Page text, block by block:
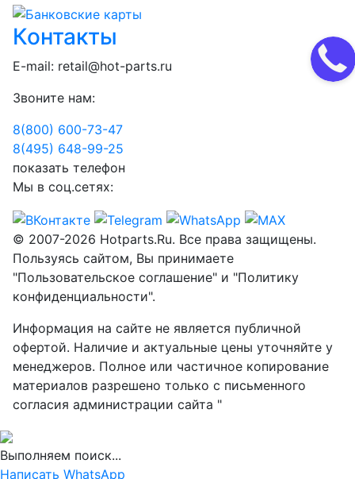
Контакты
E-mail: retail@hot-parts.ru
Звоните нам:
8(800) 600-73-47
8(495) 648-99-25
показать телефон
Мы в соц.сетях:
© 2007-2026 Hotparts.Ru. Все права защищены.
Пользуясь сайтом, Вы принимаете
"Пользовательское соглашение" и "Политику
конфиденциальности".
Информация на сайте не является публичной
офертой. Наличие и актуальные цены уточняйте у
менеджеров. Полное или частичное копирование
материалов разрешено только с письменного
согласия администрации сайта "
Выполняем поиск...
Написать WhatsApp